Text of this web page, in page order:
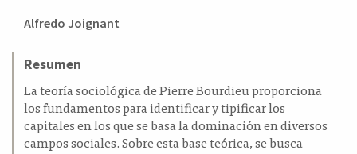
l
Contenido
del
artículo
Alfredo Joignant
Resumen
La teoría sociológica de Pierre Bourdieu proporciona
los fundamentos para identificar y tipificar los
capitales en los que se basa la dominación en diversos
campos sociales. Sobre esta base teórica, se busca